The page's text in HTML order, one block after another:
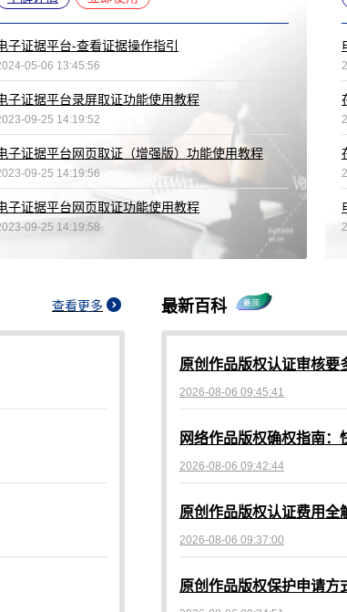
子证据平台-查看证据操作指引
05-06 13:45:56
子证据平台录屏取证功能使用教程
09-25 14:19:52
子证据平台网页取证（增强版）功能使用教程
09-25 14:19:56
子证据平台网页取证功能使用教程
09-25 14:19:58
查看更多 最新百科
原创作品版权认证审核要
2026-08-06 09:45:41
网络作品版权确权指南：
2026-08-06 09:42:44
原创作品版权认证费用全
2026-08-06 09:37:00